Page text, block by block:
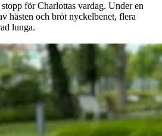
för Charlottas vardag. Under en
hästen och bröt nyckelbenet, flera
lunga.